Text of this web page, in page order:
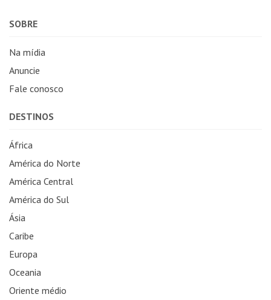
SOBRE
Na mídia
Anuncie
Fale conosco
DESTINOS
África
América do Norte
América Central
América do Sul
Ásia
Caribe
Europa
Oceania
Oriente médio